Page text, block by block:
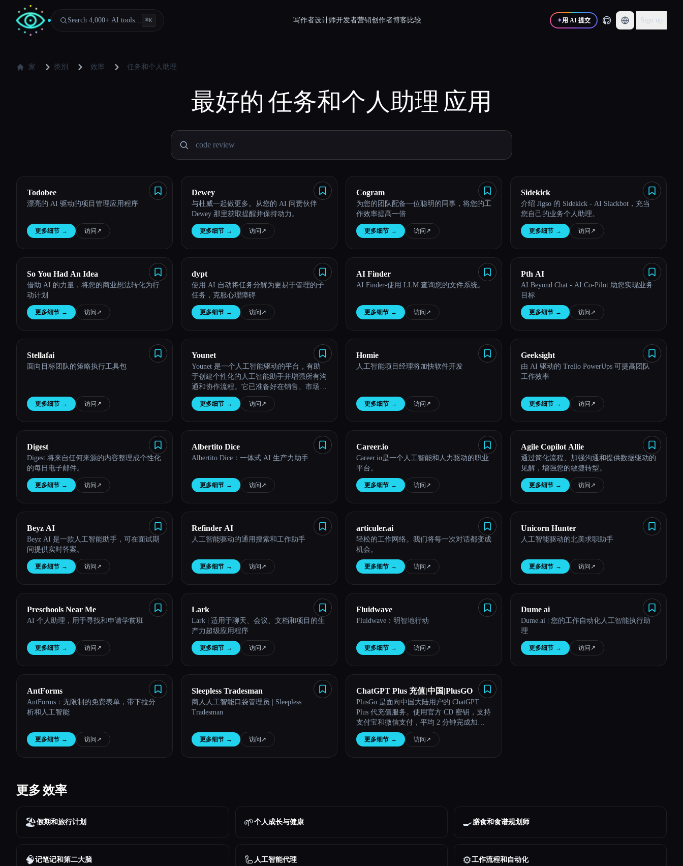
Search 4,000+ AI tools… ⌘K 写作者设计师开发者营销创作者博客 比较 ✦用 AI 提交 Sign up
家 类别 效率 任务和个人助理
最好的任务和个人助理应用
Todobee
漂亮的 AI 驱动的项目管理应用程序
更多细节 → 访问 ↗︎
Dewey
与杜威一起做更多。从您的 AI 问责伙伴
Dewey 那里获取提醒并保持动力。
更多细节 → 访问 ↗︎
Cogram
为您的团队配备一位聪明的同事，将您的工
作效率提高一倍
更多细节 → 访问 ↗︎
Sidekick
介绍 Jigso 的 Sidekick - AI Slackbot，充当
您自己的业务个人助理。
更多细节 → 访问 ↗︎
So You Had An Idea
借助 AI 的力量，将您的商业想法转化为行
动计划
更多细节 → 访问 ↗︎
dypt
使用 AI 自动将任务分解为更易于管理的子
任务，克服心理障碍
更多细节 → 访问 ↗︎
AI Finder
AI Finder-使用 LLM 查询您的文件系统。
更多细节 → 访问 ↗︎
Pth AI
AI Beyond Chat - AI Co-Pilot 助您实现业务
目标
更多细节 → 访问 ↗︎
Stellafai
面向目标团队的策略执行工具包
更多细节 → 访问 ↗︎
Younet
Younet 是一个人工智能驱动的平台，有助
于创建个性化的人工智能助手并增强所有沟
通和协作流程。它已准备好在销售、市场营
销、人力资源等方面提供协助。
更多细节 → 访问 ↗︎
Homie
人工智能项目经理将加快软件开发
更多细节 → 访问 ↗︎
Geeksight
由 AI 驱动的 Trello PowerUps 可提高团队
工作效率
更多细节 → 访问 ↗︎
Digest
Digest 将来自任何来源的内容整理成个性化
的每日电子邮件。
更多细节 → 访问 ↗︎
Albertito Dice
Albertito Dice：一体式 AI 生产力助手
更多细节 → 访问 ↗︎
Career.io
Career.io是一个人工智能和人力驱动的职业
平台。
更多细节 → 访问 ↗︎
Agile Copilot Allie
通过简化流程、加强沟通和提供数据驱动的
见解，增强您的敏捷转型。
更多细节 → 访问 ↗︎
Beyz AI
Beyz AI 是一款人工智能助手，可在面试期
间提供实时答案。
更多细节 → 访问 ↗︎
Refinder AI
人工智能驱动的通用搜索和工作助手
更多细节 → 访问 ↗︎
articuler.ai
轻松的工作网络。我们将每一次对话都变成
机会。
更多细节 → 访问 ↗︎
Unicorn Hunter
人工智能驱动的北美求职助手
更多细节 → 访问 ↗︎
Preschools Near Me
AI 个人助理，用于寻找和申请学前班
更多细节 → 访问 ↗︎
Lark
Lark | 适用于聊天、会议、文档和项目的生
产力超级应用程序
更多细节 → 访问 ↗︎
Fluidwave
Fluidwave：明智地行动
更多细节 → 访问 ↗︎
Dume ai
Dume.ai | 您的工作自动化人工智能执行助
理
更多细节 → 访问 ↗︎
AntForms
AntForms：无限制的免费表单，带下拉分
析和人工智能
更多细节 → 访问 ↗︎
Sleepless Tradesman
商人人工智能口袋管理员 | Sleepless
Tradesman
更多细节 → 访问 ↗︎
ChatGPT Plus 充值|中国|PlusGO
PlusGo 是面向中国大陆用户的 ChatGPT
Plus 代充值服务。使用官方 CD 密钥，支持
支付宝和微信支付，平均 2 分钟完成加开
通，自 2025 年起已超通过 10,000 名用户完
成充值值。
更多细节 → 访问 ↗︎
更多 效率
🏖假期和旅行计划 🌱个人成长与健康 🍳膳食和食谱规划师
🧠记笔记和第二大脑 🦾 人工智能代理 ⚙️工作流程和自动化